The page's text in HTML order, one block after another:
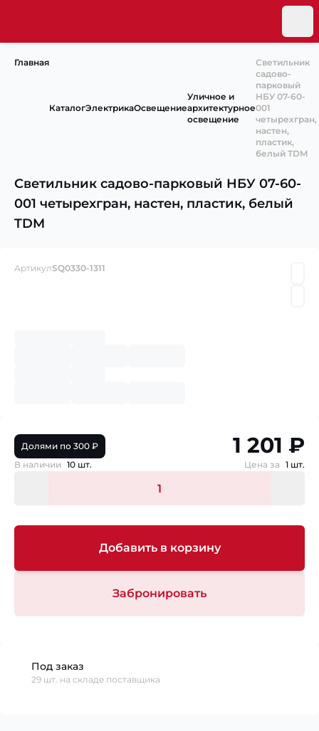
Главная
КаталогЭлектрикаОсвещение
Уличное и
архитектурное
освещение
Светильник
садово-
парковый
НБУ 07-60-
001
четырехгран,
настен,
пластик,
белый TDM
Светильник садово-парковый НБУ 07-60-
001 четырехгран, настен, пластик, белый
TDM
АртикулSQ0330-1311
Долями по 300 ₽ 1 201 ₽
В наличии 10 шт. Цена за 1 шт.
Добавить в корзину
Забронировать
Под заказ
29 шт. на складе поставщика